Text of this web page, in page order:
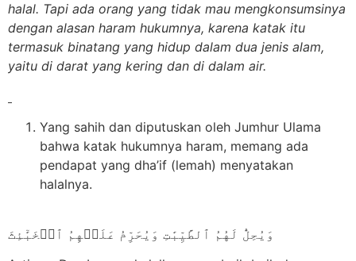
halal. Tapi ada orang yang tidak mau mengkonsumsinya
dengan alasan haram hukumnya, karena katak itu
termasuk binatang yang hidup dalam dua jenis alam,
yaitu di darat yang kering dan di dalam air.
Yang sahih dan diputuskan oleh Jumhur Ulama
bahwa katak hukumnya haram, memang ada
pendapat yang dha’if (lemah) menyatakan
halalnya.
وَيُحِلُّ لَهُمُ ٱلطَّيِّبَٰتِ وَيُحَرِّمُ عَلَيۡهِمُ ٱلۡخَبَٰٓئِثَ